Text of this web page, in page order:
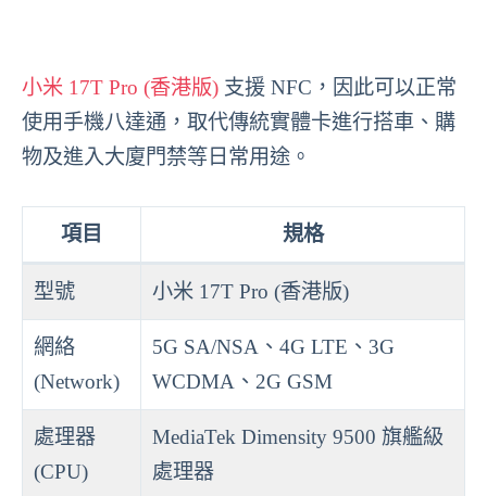
小米 17T Pro (香港版) 支援 NFC，因此可以正常
使用手機八達通，取代傳統實體卡進行搭車、購
物及進入大廈門禁等日常用途。
項目 規格
型號 小米 17T Pro (香港版)
網絡
(Network)
5G SA/NSA、4G LTE、3G
WCDMA、2G GSM
處理器
(CPU)
MediaTek Dimensity 9500 旗艦級
處理器